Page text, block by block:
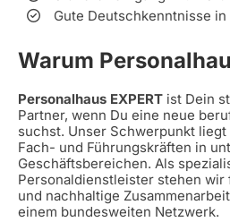
Gute Deutschkenntnisse
Warum
Personalhaus EXPERT ist Dein
Partner, wenn Du eine neue
suchst. Unser Schwerpunkt
Fach- und Führungskräften in
Geschäftsbereichen. Als
Personaldienstleister stehen
und nachhaltige
einem bundesweiten Netzwerk.